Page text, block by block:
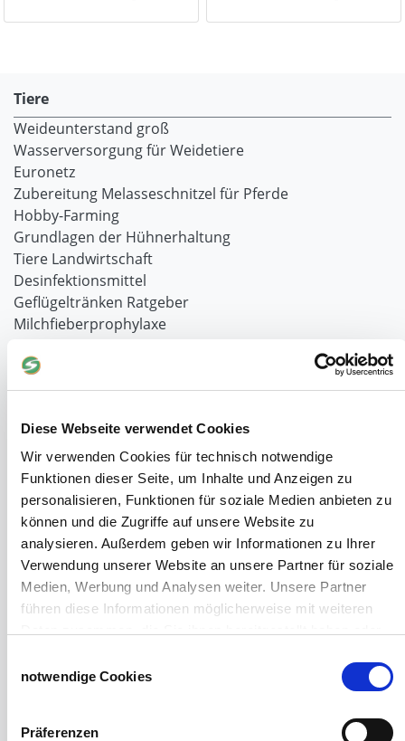
Diese Webseite verwendet Cookies
Wir verwenden Cookies für technisch notwendige
Funktionen dieser Seite, um Inhalte und Anzeigen zu
personalisieren, Funktionen für soziale Medien anbieten zu
können und die Zugriffe auf unsere Website zu
analysieren. Außerdem geben wir Informationen zu Ihrer
Verwendung unserer Website an unsere Partner für soziale
Medien, Werbung und Analysen weiter. Unsere Partner
führen diese Informationen möglicherweise mit weiteren
haben.
notwendige Cookies
Präferenzen
Tiere
Weideunterstand groß
Wasserversorgung für Weidetiere
Euronetz
Zubereitung Melasseschnitzel für Pferde
Hobby-Farming
Grundlagen der Hühnerhaltung
Tiere Landwirtschaft
Desinfektionsmittel
Geflügeltränken Ratgeber
Milchfieberprophylaxe
Saatgut für die Pferdeweide
Galerie Windschutznetze
Windschutznetz für Pferdeführanlagen
Windschutznetz für Pferdestall
Lubratec Tore
Lubratec Fronten
Planenvorhang
Windschutznetz mit Ösen
Windschutznetz mit Keder
PVC Lamellen für Pferdeställe
Rollvorhang-Systeme
Windnetzrecher